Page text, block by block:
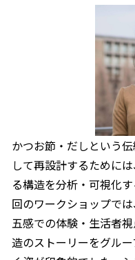
かつお節・だしという
して再設計するために
る構造を分析・可視化
回のワークショップで
五感での体験・生活者
造のストーリーをグル